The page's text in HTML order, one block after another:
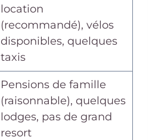
location
(recommandé), vélos
disponibles, quelques
taxis
Pensions de famille
(raisonnable), quelques
lodges, pas de grand
resort